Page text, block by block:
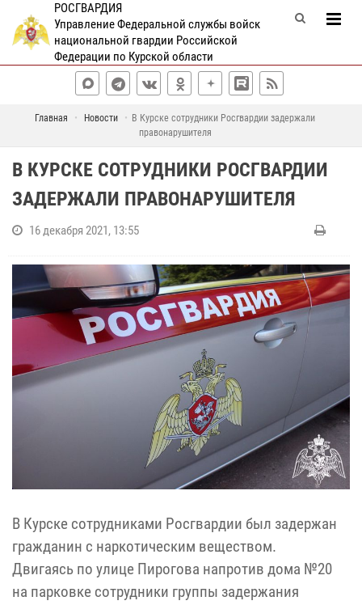
РОСГВАРДИЯ
Управление Федеральной службы войск
национальной гвардии Российской
Федерации по Курской области
Главная Новости
В Курске сотрудники Росгвардии задержали
правонарушителя
В КУРСКЕ СОТРУДНИКИ РОСГВАРДИИ
ЗАДЕРЖАЛИ ПРАВОНАРУШИТЕЛЯ
16 декабря 2021, 13:55
В Курске сотрудниками Росгвардии был задержан
гражданин с наркотическим веществом.
Двигаясь по улице Пирогова напротив дома №20
на парковке сотрудники группы задержания